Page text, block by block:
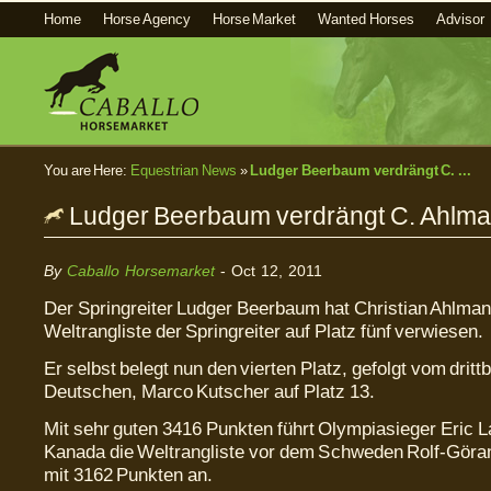
Home Horse Agency Horse Market Wanted Horses Advisor
You are Here: Equestrian News » Ludger Beerbaum verdrängt C. ...
Ludger Beerbaum verdrängt C.
By Caballo Horsemarket- Oct 12, 2011
Der Springreiter Ludger Beerbaum hat Christian
Weltrangliste der Springreiter auf Platz fünf verwiesen.
Er selbst belegt nun den vierten Platz, gefolgt vom
Deutschen, Marco Kutscher auf Platz 13.
Mit sehr guten 3416 Punkten führt Olympiasieger Eric
Kanada die Weltrangliste vor dem Schweden Rolf-
mit 3162 Punkten an.